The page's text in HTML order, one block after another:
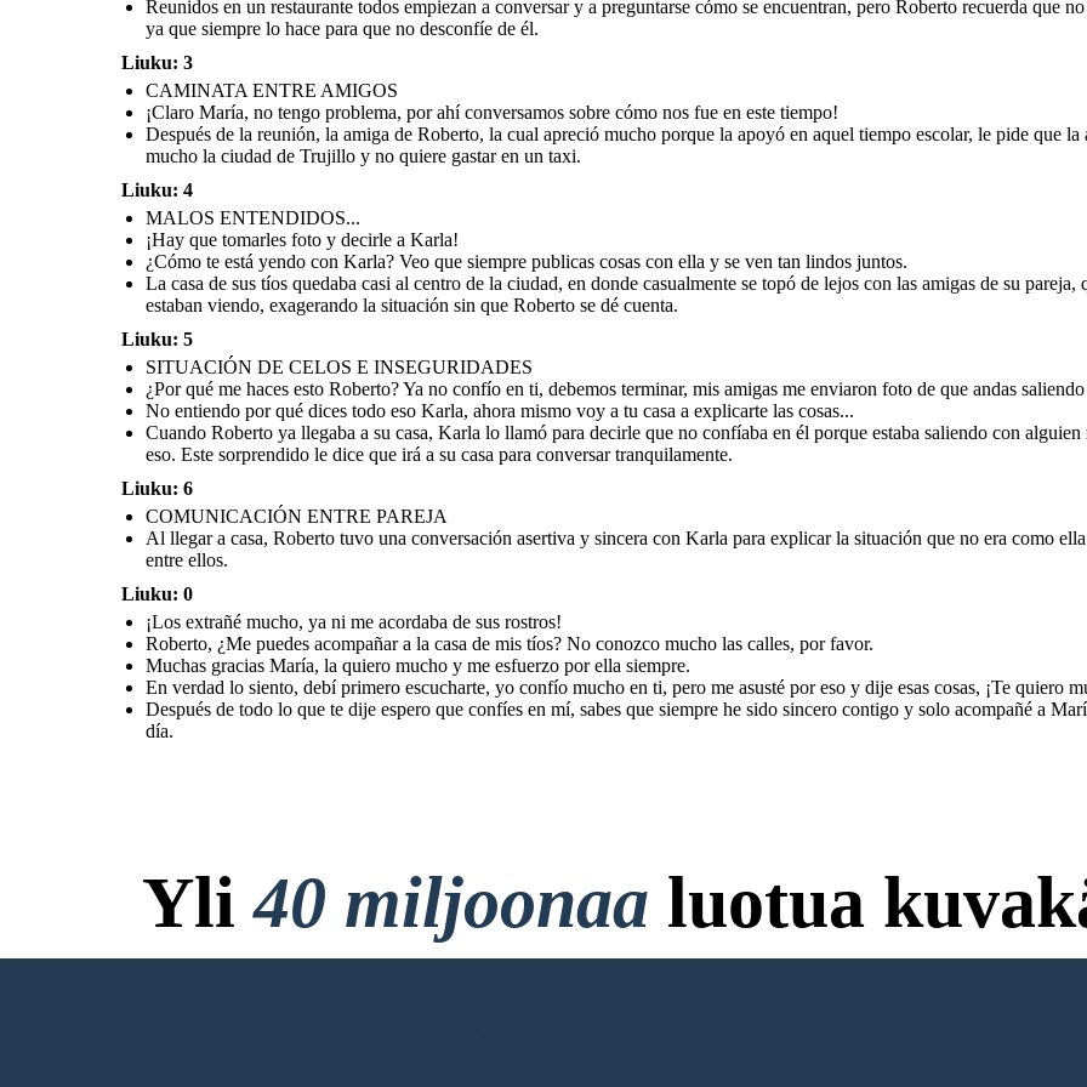
Cuando Roberto ya llegaba a su casa, Karla lo llamó
para decirle que no confíaba en él porque estaba
saliendo con alguien más y que deben terminar, ya
que sus amigas le contaron eso. Este sorprendido le
dice que irá a su casa para conversar
tranquilamente.
asertiva y sincera con Karla para explicar la situación
que no era como ella decía, en donde, al final deciden
reconciliarse y confiar entre ellos.
que confíes en mí,
sabes que siempre
contigo y solo
acompañé a María a
COMUNICACIÓN ENTRE PAREJA
Después de la reunión, la amiga de Roberto, la cual
apreció mucho porque la apoyó en aquel tiempo
escolar, le pide que la acompañe a la casa de sus tíos,
debido a que no conoce mucho la ciudad de Trujillo y
no quiere gastar en un taxi.
Al llegar a casa, Roberto tuvo una conversación
asertiva y sincera con Karla para explicar la situación
que no era como ella decía, en donde, al final deciden
reconciliarse y confiar entre ellos.
Reunidos en un restaurante todos empiezan a conversar y a preguntarse cómo se encuentran, pero Roberto recuerda que
ya que siempre lo hace para que no desconfíe de él.
Liuku: 3
CAMINATA ENTRE AMIGOS
¡Claro María, no tengo problema, por ahí conversamos sobre cómo nos fue en este tiempo!
Después de la reunión, la amiga de Roberto, la cual apreció mucho porque la apoyó en aquel tiempo escolar, le pide que
mucho la ciudad de Trujillo y no quiere gastar en un taxi.
Liuku: 4
MALOS ENTENDIDOS...
¡Hay que tomarles foto y decirle a Karla!
¿Cómo te está yendo con Karla? Veo que siempre publicas cosas con ella y se ven tan lindos juntos.
La casa de sus tíos quedaba casi al centro de la ciudad, en donde casualmente se topó de lejos con las amigas de su
estaban viendo, exagerando la situación sin que Roberto se dé cuenta.
Liuku: 5
SITUACIÓN DE CELOS E INSEGURIDADES
¿Por qué me haces esto Roberto? Ya no confío en ti, debemos terminar, mis amigas me enviaron foto de que andas
No entiendo por qué dices todo eso Karla, ahora mismo voy a tu casa a explicarte las cosas...
Cuando Roberto ya llegaba a su casa, Karla lo llamó para decirle que no confíaba en él porque estaba saliendo con
eso. Este sorprendido le dice que irá a su casa para conversar tranquilamente.
Liuku: 6
COMUNICACIÓN ENTRE PAREJA
Al llegar a casa, Roberto tuvo una conversación asertiva y sincera con Karla para explicar la situación que no era como
entre ellos.
Liuku: 0
¡Los extrañé mucho, ya ni me acordaba de sus rostros!
Roberto, ¿Me puedes acompañar a la casa de mis tíos? No conozco mucho las calles, por favor.
Muchas gracias María, la quiero mucho y me esfuerzo por ella siempre.
En verdad lo siento, debí primero escucharte, yo confío mucho en ti, pero me asusté por eso y dije esas cosas, ¡Te quiero
Después de todo lo que te dije espero que confíes en mí, sabes que siempre he sido sincero contigo y solo acompañé a
día.
Yli40 miljoonaa luotua
Ei Latauksia, ei Luottokorttia ja ei Vaadi